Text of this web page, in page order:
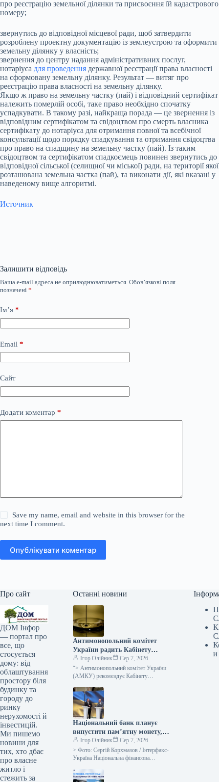
про реєстрацію земельної ділянки та присвоєння їй кадастрового
номеру;
звернутись до відповідної місцевої ради, щоб затвердити
розроблену проектну документацію із землеустрою та оформити
земельну ділянку у власність;
звернення до центру надання адміністративних послуг,
нотаріуса для проведення державної реєстрації права власності
на сформовану земельну ділянку. Результат — витяг про
реєстрацію права власності на земельну ділянку.
Якщо ж право на земельну частку (пай) і відповідний сертифікат
належить померлій особі, таке право необхідно спочатку
успадкувати. В такому разі, найкраща порада — це звернення із
відповідним сертифікатом та свідоцтвом про смерть власника
сертифікату до нотаріуса для отримання повної та всебічної
консультації щодо порядку спадкування та отримання свідоцтва
про право на спадщину на земельну частку (пай). Із таким
свідоцтвом та сертифікатом спадкоємець повинен звернутись до
відповідної сільської (селищної чи міської) ради, на території якої
розташована земельна частка (пай), та виконати дії, які вказані у
наведеному вище алгоритмі.
Источник
Залишити відповідь
Ваша e-mail адреса не оприлюднюватиметься. Обов’язкові поля
позначені *
Ім’я *
Email *
Сайт
Додати коментар *
Save my name, email and website in this browser for the
next time I comment.
Опублікувати коментар
Про сайт
ДОМ Інфор
— портал про
все, що
стосується
дому: від
облаштування
простору біля
будинку та
городу до
ринку
нерухомості й
інвестицій.
Ми пишемо
новини для
тих, хто дбає
про власне
житло і
стежить за
Останні новини
Антимонопольний комітет
України радить Кабінету
Міністрів переоцінити
податковий тягар у сфері
нафтопродуктів під час кризи.
Ігор Олійник
Сер 7, 2026
“> Антимонопольний комітет України
(АМКУ) рекомендує Кабінету
реагування на кризові явища на
ринках нафтопродуктів переглянути
режим…
Національний банк планує
випустити пам’ятну монету,
присвячену Івану Павлу II, у
2026 році.
Ігор Олійник
Сер 7, 2026
> Фото: Сергій Корхмазов / Інтерфакс-
Україна Національна фінансова
постанову щодо введення в обіг у
и